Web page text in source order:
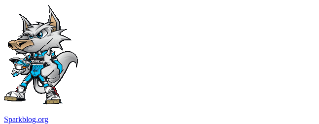
contenuto
Sparkblog.org